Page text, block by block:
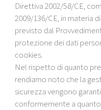
Direttiva 2002/58/CE,
2009/136/CE, in materia
previsto dal
protezione dei dati
cookies.
Nel rispetto di quanto
rendiamo noto che la
sicurezza vengono
conformemente a